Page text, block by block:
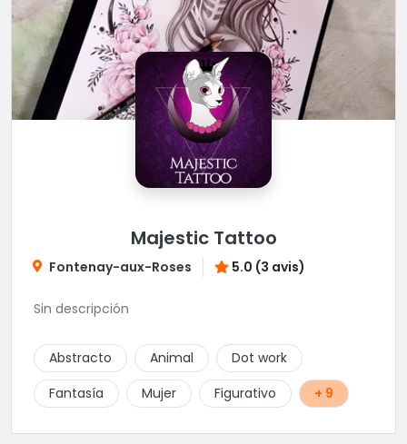
Majestic Tattoo
Fontenay-aux-Roses 5.0 (3 avis)
Sin descripción
Abstracto Animal
Dot work
Fantasía
Mujer Figurativo + 9